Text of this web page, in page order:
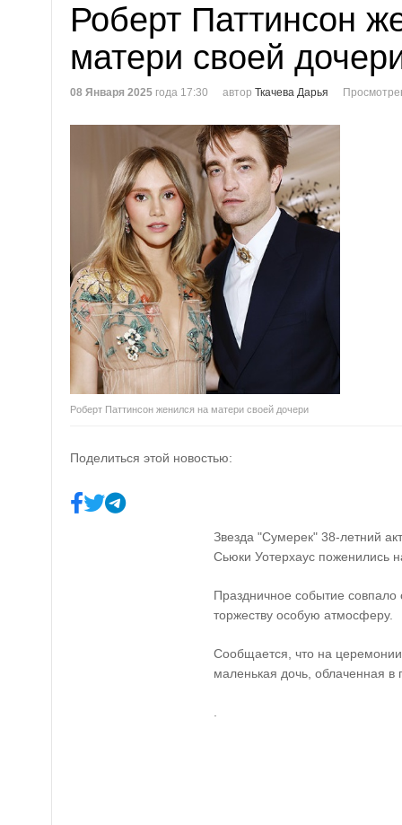
Роберт Паттинсон
матери своей
08 Января 2025 года 17:30 автор Ткачева Дарья
Роберт Паттинсон женился на матери своей дочери
Поделиться этой новостью:
Звезда "Сумерек" 38-летний
Сьюки Уотерхаус поженились
Праздничное событие
торжеству особую атмосферу.
Сообщается, что на церемонии
маленькая дочь, облаченная в